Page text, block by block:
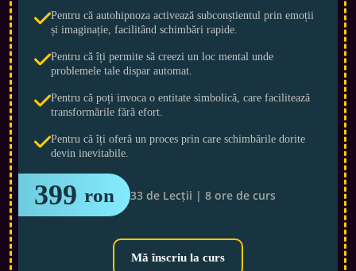
Pentru că autohipnoza activează subconștientul prin emoții
și imaginație, facilitând schimbări rapide.
Pentru că îți permite să creezi un loc mental unde
problemele tale dispar automat.
Pentru că poți invoca o entitate simbolică, care facilitează
transformările fără efort.
Pentru că îți oferă un proces prin care schimbările dorite
devin inevitabile.
399 ron 33 de Lecții | 8 ore de curs
Mă înscriu la curs